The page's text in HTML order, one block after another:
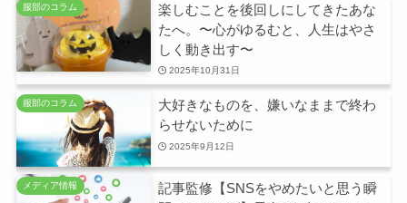
服部のコラム
楽しむことを後回しにしてきたあな
たへ。〜心がゆるむと、人生はやさ
しく動き出す〜
2025年10月31日
服部のコラム
大好きなものを、嫌いなままで終わ
らせないために
2025年9月12日
メディア情報
記事監修【SNSをやめたいと思う瞬